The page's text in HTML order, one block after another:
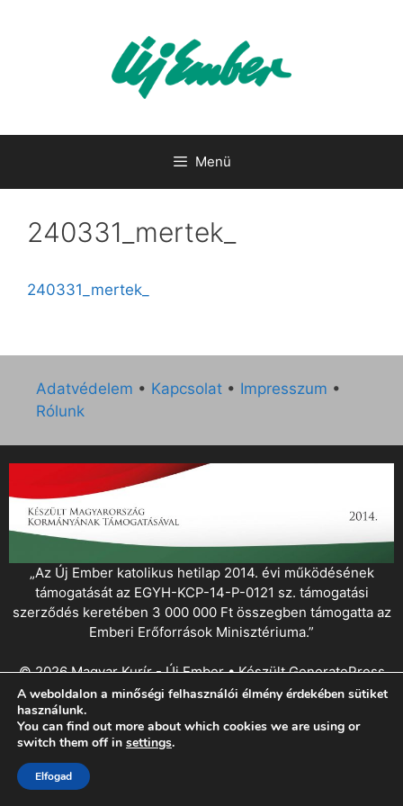
Menü
240331_mertek_
240331_mertek_
Adatvédelem • Kapcsolat • Impresszum •
Rólunk
„Az Új Ember katolikus hetilap 2014. évi működésének
támogatását az EGYH-KCP-14-P-0121 sz. támogatási
szerződés keretében 3 000 000 Ft összegben támogatta az
Emberi Erőforrások Minisztériuma.”
© 2026 Magyar Kurír - Új Ember• KészültGeneratePress
A weboldalon a minőségi felhasználói élmény érdekében sütiket
használunk.
You can find out more about which cookies we are using or
switch them off in settings.
Elfogad